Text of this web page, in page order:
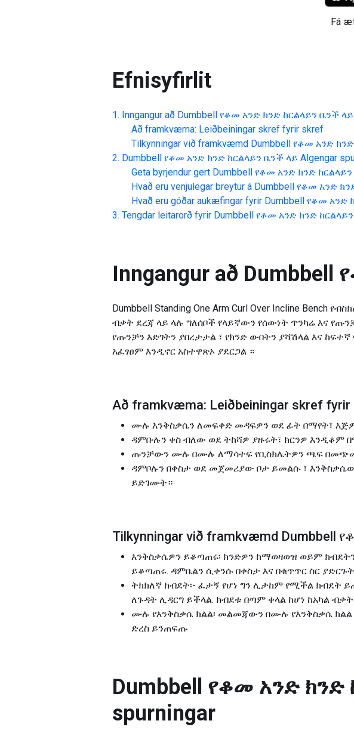
Fá
Efnisyfirlit
Inngangur að Dumbbell የቆመ አንድ ክንድ ከርልላይን ቤንች ላይ
Að framkvæma: Leiðbeiningar skref fyrir skref
Tilkynningar við framkvæmd Dumbbell የቆመ አንድ
Dumbbell የቆመ አንድ ክንድ ከርልላይን ቤንች ላይ Algengar
Geta byrjendur gert Dumbbell የቆመ አንድ ክንድ
Hvað eru venjulegar breytur á Dumbbell የቆመ አንድ
Hvað eru góðar aukæfingar fyrir Dumbbell የቆመ አንድ
Tengdar leitarorð fyrir Dumbbell የቆመ አንድ ክንድ
Inngangur að Dumbbell
Dumbbell Standing One Arm Curl Over Incline
ብቃት ደረጃ ላይ ላሉ ግለሰቦች የላይኛውን የሰውነት ጥንካሬ እና
የጡንቻን እድገትን ያበረታታል ፣ የክንድ ውበትን ያሻሽላል እና
አፈፃፀም እንዲኖር አስተዋጽኦ ያደርጋል ።
Að framkvæma: Leiðbeiningar skref
ሙሉ እንቅስቃሴን ለመፍቀድ መዳፍዎን ወደ ፊት በማየት፣
ዳምቡሉን ቀስ ብለው ወደ ትከሻዎ ያዙሩት፣ ክርንዎ እንዲቆም
ጡንቻውን ሙሉ በሙሉ ለማሳተፍ የቢስክሌትዎን ጫፍ
ዳምቦሉን በቀስታ ወደ መጀመሪያው ቦታ ይመልሱ ፣
ይድገሙት።
Tilkynningar við framkvæmd Dumbbell
እንቅስቃሴዎን ይቆጣጠሩ፡ ክንድዎን ከማወዛወዝ ወይም
ይቆጣጠሩ. ዳምቤልን ሲቀንሱ በቀስታ እና በቁጥጥር ስር
ትክክለኛ ክብደት፡- ፈታኝ የሆነ ግን ሊታከም የሚችል
ለጉዳት ሊዳርግ ይችላል. ክብደቱ በጣም ቀላል ከሆነ ከአካል
ሙሉ የእንቅስቃሴ ክልል፡ መልመጃውን በሙሉ የእንቅስቃሴ
ድረስ ይንጠፍጡ
Dumbbell የቆመ አንድ
spurningar